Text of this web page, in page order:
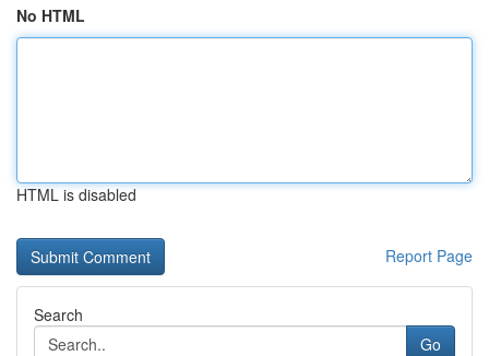
No HTML
HTML is disabled
Report Page
Search
Go